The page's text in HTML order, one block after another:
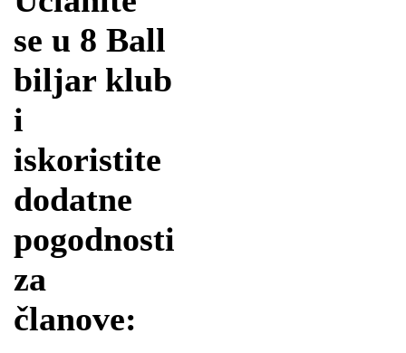
se u 8 Ball
biljar klub
i
iskoristite
dodatne
pogodnosti
za
članove: